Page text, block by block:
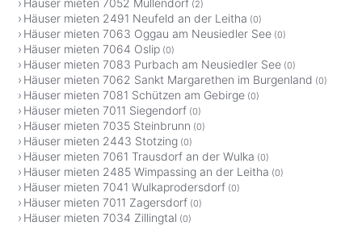
Häuser mieten 7052 Müllendorf (2)
Häuser mieten 2491 Neufeld an der Leitha (0)
Häuser mieten 7063 Oggau am Neusiedler See (0)
Häuser mieten 7064 Oslip (0)
Häuser mieten 7083 Purbach am Neusiedler See (0)
Häuser mieten 7062 Sankt Margarethen im Burgenland (0)
Häuser mieten 7081 Schützen am Gebirge (0)
Häuser mieten 7011 Siegendorf (0)
Häuser mieten 7035 Steinbrunn (0)
Häuser mieten 2443 Stotzing (0)
Häuser mieten 7061 Trausdorf an der Wulka (0)
Häuser mieten 2485 Wimpassing an der Leitha (0)
Häuser mieten 7041 Wulkaprodersdorf (0)
Häuser mieten 7011 Zagersdorf (0)
Häuser mieten 7034 Zillingtal (0)